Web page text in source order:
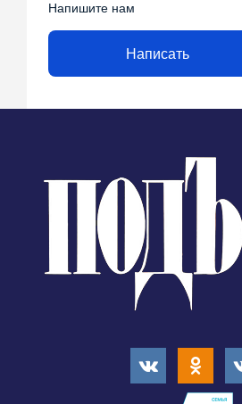
Напишите нам
Написать